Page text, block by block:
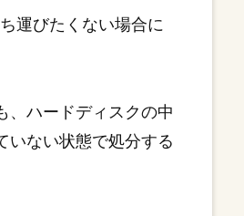
運びたくない場合に
、ハードディスクの中
いない状態で処分する